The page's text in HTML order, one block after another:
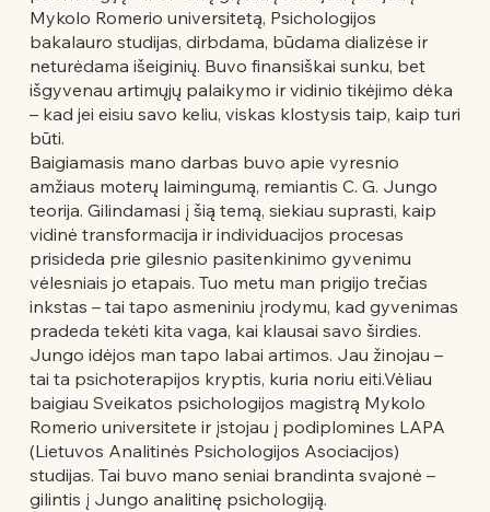
Mykolo Romerio universitetą, Psichologijos
bakalauro studijas, dirbdama, būdama dializėse ir
neturėdama išeiginių. Buvo finansiškai sunku, bet
išgyvenau artimųjų palaikymo ir vidinio tikėjimo dėka
– kad jei eisiu savo keliu, viskas klostysis taip, kaip turi
būti.
Baigiamasis mano darbas buvo apie vyresnio
amžiaus moterų laimingumą, remiantis C. G. Jungo
teorija. Gilindamasi į šią temą, siekiau suprasti, kaip
vidinė transformacija ir individuacijos procesas
prisideda prie gilesnio pasitenkinimo gyvenimu
vėlesniais jo etapais. Tuo metu man prigijo trečias
inkstas – tai tapo asmeniniu įrodymu, kad gyvenimas
pradeda tekėti kita vaga, kai klausai savo širdies.
Jungo idėjos man tapo labai artimos. Jau žinojau –
tai ta psichoterapijos kryptis, kuria noriu eiti.Vėliau
baigiau Sveikatos psichologijos magistrą Mykolo
Romerio universitete ir įstojau į podiplomines LAPA
(Lietuvos Analitinės Psichologijos Asociacijos)
studijas. Tai buvo mano seniai brandinta svajonė –
gilintis į Jungo analitinę psichologiją.